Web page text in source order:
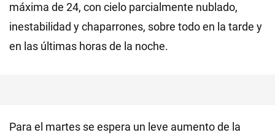
máxima de 24, con cielo parcialmente nublado,
inestabilidad y chaparrones, sobre todo en la tarde y
en las últimas horas de la noche.
Para el martes se espera un leve aumento de la